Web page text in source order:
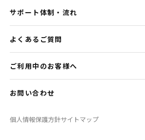
サポート体制・流れ
よくあるご質問
ご利用中のお客様へ
お問い合わせ
個人情報保護方針サイトマップ